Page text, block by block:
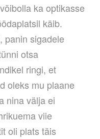
ka optikasse
käib.
panin sigadele
otsa
ringi, et
oleks mu plaane
nina välja ei
viie
oli plats täis